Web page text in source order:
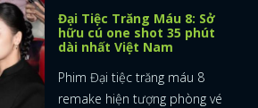
Đại Tiệc Trăng Máu 8: Sở
hữu cú one shot 35 phút
dài nhất Việt Nam
Phim Đại tiệc trăng máu 8
remake hiện tượng phòng vé